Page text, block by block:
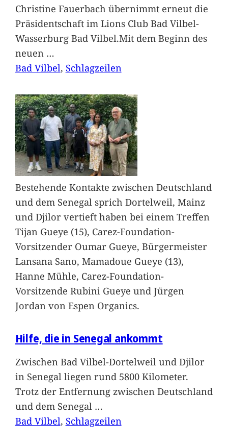
Christine Fauerbach übernimmt erneut die
Präsidentschaft im Lions Club Bad Vilbel-
Wasserburg Bad Vilbel.Mit dem Beginn des
neuen …
Bad Vilbel, Schlagzeilen
Bestehende Kontakte zwischen Deutschland
und dem Senegal sprich Dortelweil, Mainz
und Djilor vertieft haben bei einem Treffen
Tijan Gueye (15), Carez-Foundation-
Vorsitzender Oumar Gueye, Bürgermeister
Lansana Sano, Mamadoue Gueye (13),
Hanne Mühle, Carez-Foundation-
Vorsitzende Rubini Gueye und Jürgen
Jordan von Espen Organics.
Hilfe, die in Senegal ankommt
Zwischen Bad Vilbel-Dortelweil und Djilor
in Senegal liegen rund 5800 Kilometer.
Trotz der Entfernung zwischen Deutschland
und dem Senegal …
Bad Vilbel, Schlagzeilen